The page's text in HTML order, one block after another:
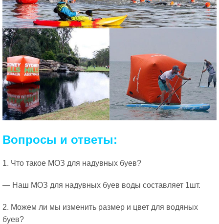
Вопросы и ответы:
1. Что такое МОЗ для надувных буев?
— Наш МОЗ для надувных буев воды составляет 1шт.
2. Можем ли мы изменить размер и цвет для водяных
буев?